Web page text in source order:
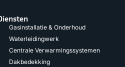
Gasinstallatie & Onderhoud
Waterleidingwerk
Centrale Verwarmingssystemen
Dakbedekking